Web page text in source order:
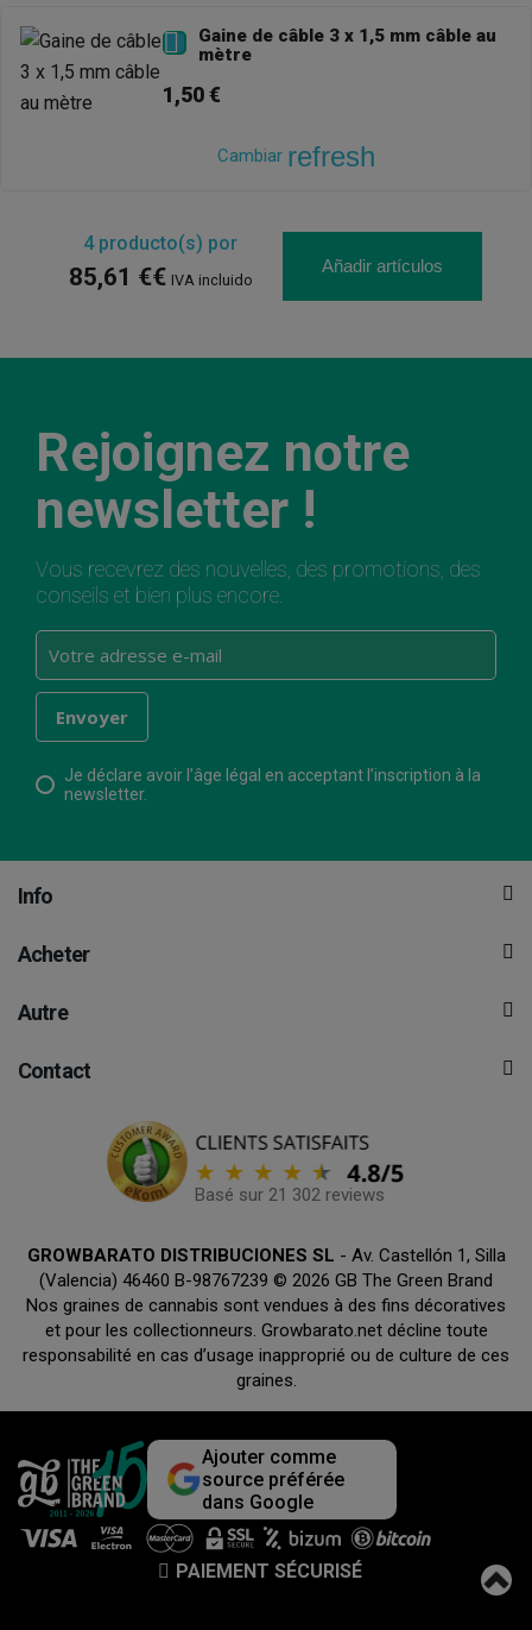

Gaine de câble 3 x 1,5 mm câble au
mètre
1,50 €
Cambiar refresh
4producto(s) por
85,61 €€ IVA incluido
Añadir artículos
Rejoignez notre
newsletter !
Vous recevrez des nouvelles, des promotions, des
conseils et bien plus encore.
Je déclare avoir l’âge légal en acceptant l’inscription à la
newsletter.
Info
Acheter
Autre
Contact
Basé sur 21 302 reviews
GROWBARATO DISTRIBUCIONES SL - Av. Castellón 1, Silla
(Valencia) 46460 B-98767239 © 2026 GB The Green Brand
Nos graines de cannabis sont vendues à des fins décoratives
et pour les collectionneurs. Growbarato.net décline toute
responsabilité en cas d’usage inapproprié ou de culture de ces
graines.
Ajouter comme
source préférée
dans Google
PAIEMENT SÉCURISÉ